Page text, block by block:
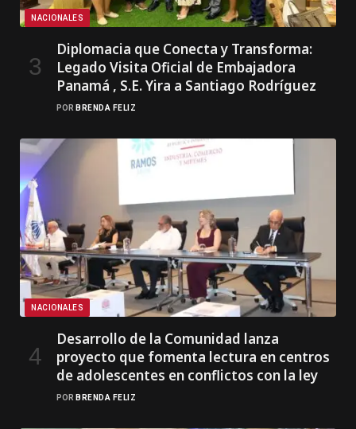
NACIONALES
Diplomacia que Conecta y Transforma:
Legado Visita Oficial de Embajadora
Panamá , S.E. Yira a Santiago Rodríguez
POR BRENDA FELIZ
NACIONALES
Desarrollo de la Comunidad lanza
proyecto que fomenta lectura en centros
de adolescentes en conflictos con la ley
POR BRENDA FELIZ